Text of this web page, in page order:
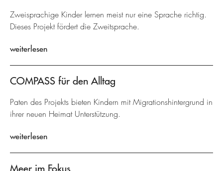
Zweisprachige Kinder lernen meist nur eine Sprache richtig.
Dieses Projekt fördert die Zweitsprache.
weiterlesen
COMPASS für den Alltag
Paten des Projekts bieten Kindern mit Migrationshintergrund in
ihrer neuen Heimat Unterstützung.
weiterlesen
Meer im Fokus